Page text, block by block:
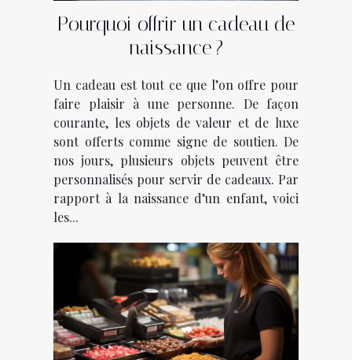
Pourquoi offrir un cadeau de
naissance ?
Un cadeau est tout ce que l’on offre pour
faire plaisir à une personne. De façon
courante, les objets de valeur et de luxe
sont offerts comme signe de soutien. De
nos jours, plusieurs objets peuvent être
personnalisés pour servir de cadeaux. Par
rapport à la naissance d’un enfant, voici
les...